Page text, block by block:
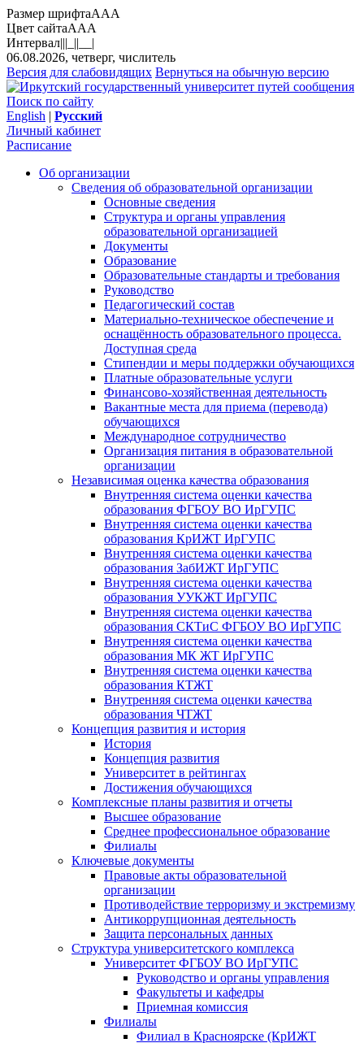
Размер шрифтаAAA
Цвет сайтаAAA
Интервал|||_||__|
06.08.2026, четверг, числитель
Версия для слабовидящих Вернуться на обычную версию
Поиск по сайту
English | Русский
Личный кабинет
Расписание
Об организации
Сведения об образовательной организации
Основные сведения
Структура и органы управления
образовательной организацией
Документы
Образование
Образовательные стандарты и требования
Руководство
Педагогический состав
Материально-техническое обеспечение и
оснащённость образовательного процесса.
Доступная среда
Стипендии и меры поддержки обучающихся
Платные образовательные услуги
Финансово-хозяйственная деятельность
Вакантные места для приема (перевода)
обучающихся
Международное сотрудничество
Организация питания в образовательной
организации
Независимая оценка качества образования
Внутренняя система оценки качества
образования ФГБОУ ВО ИрГУПС
Внутренняя система оценки качества
образования КрИЖТ ИрГУПС
Внутренняя система оценки качества
образования ЗабИЖТ ИрГУПС
Внутренняя система оценки качества
образования УУКЖТ ИрГУПС
Внутренняя система оценки качества
образования СКТиС ФГБОУ ВО ИрГУПС
Внутренняя система оценки качества
образования МК ЖТ ИрГУПС
Внутренняя система оценки качества
образования КТЖТ
Внутренняя система оценки качества
образования ЧТЖТ
Концепция развития и история
История
Концепция развития
Университет в рейтингах
Достижения обучающихся
Комплексные планы развития и отчеты
Высшее образование
Среднее профессиональное образование
Филиалы
Ключевые документы
Правовые акты образовательной
организации
Противодействие терроризму и экстремизму
Антикоррупционная деятельность
Защита персональных данных
Структура университетского комплекса
Университет ФГБОУ ВО ИрГУПС
Руководство и органы управления
Факультеты и кафедры
Приемная комиссия
Филиалы
Филиал в Красноярске (КрИЖТ